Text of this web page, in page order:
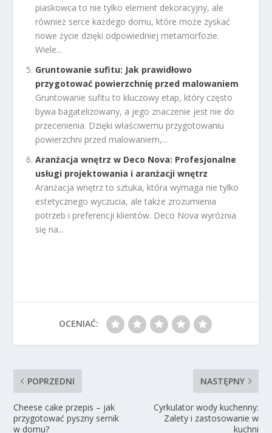
piaskowca to nie tylko element dekoracyjny, ale
również serce każdego domu, które może zyskać
nowe życie dzięki odpowiedniej metamorfozie.
Wiele...
Gruntowanie sufitu: Jak prawidłowo
przygotować powierzchnię przed malowaniem
Gruntowanie sufitu to kluczowy etap, który często
bywa bagatelizowany, a jego znaczenie jest nie do
przecenienia. Dzięki właściwemu przygotowaniu
powierzchni przed malowaniem,...
Aranżacja wnętrz w Deco Nova: Profesjonalne
usługi projektowania i aranżacji wnętrz
Aranżacja wnętrz to sztuka, która wymaga nie tylko
estetycznego wyczucia, ale także zrozumienia
potrzeb i preferencji klientów. Deco Nova wyróżnia
się na...
OCENIAĆ:
POPRZEDNI
Cheese cake przepis – jak
przygotować pyszny sernik
w domu?
NASTĘPNY
Cyrkulator wody kuchenny:
Zalety i zastosowanie w
kuchni